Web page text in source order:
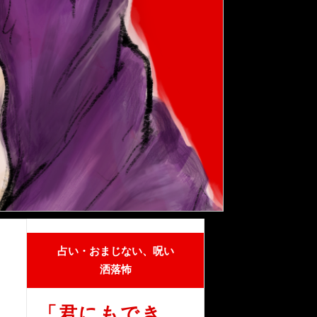
占い・おまじない、呪い
洒落怖